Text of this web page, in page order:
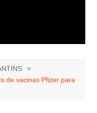
de vacinas Pfizer para